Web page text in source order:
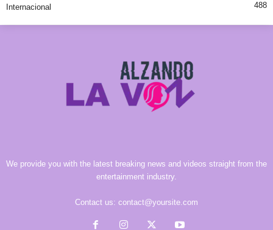
Internacional 488
We provide you with the latest breaking news and videos straight from the
entertainment industry.
Contact us: contact@yoursite.com